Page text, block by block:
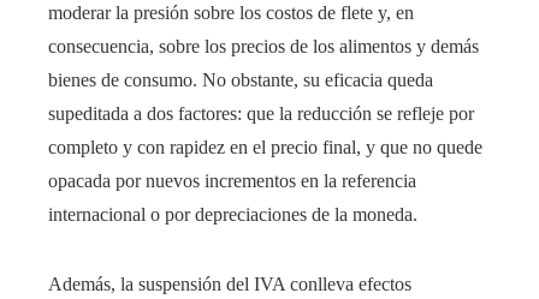
moderar la presión sobre los costos de flete y, en
consecuencia, sobre los precios de los alimentos y demás
bienes de consumo. No obstante, su eficacia queda
supeditada a dos factores: que la reducción se refleje por
completo y con rapidez en el precio final, y que no quede
opacada por nuevos incrementos en la referencia
internacional o por depreciaciones de la moneda.
Además, la suspensión del IVA conlleva efectos